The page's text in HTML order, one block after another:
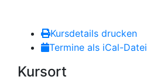
Kursdetails drucken
Termine als iCal-Datei
Kursort